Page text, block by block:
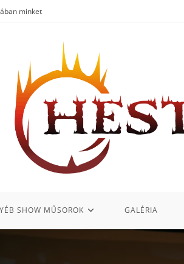
minket
SHOW MŰSOROK GALÉRIA